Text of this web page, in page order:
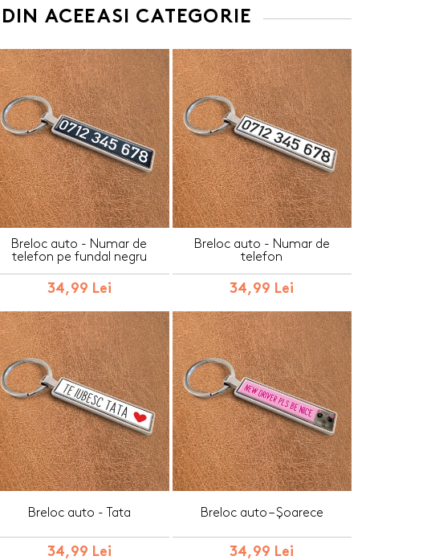
DIN ACEEASI CATEGORIE
Breloc auto - Numar de
telefon pe fundal negru
34,99 Lei
Breloc auto - Numar de
telefon
34,99 Lei
Breloc auto - Tata
34,99 Lei
Breloc auto – Șoarece
34,99 Lei